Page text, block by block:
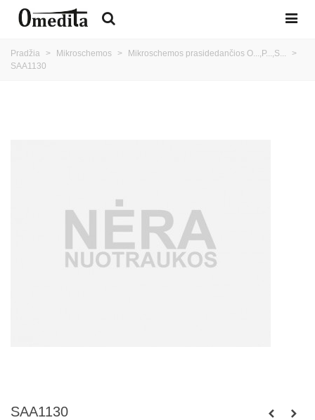
Pradžia > Mikroschemos > Mikroschemos prasidedančios O...,P...,S...
>
SAA1130
SAA1130